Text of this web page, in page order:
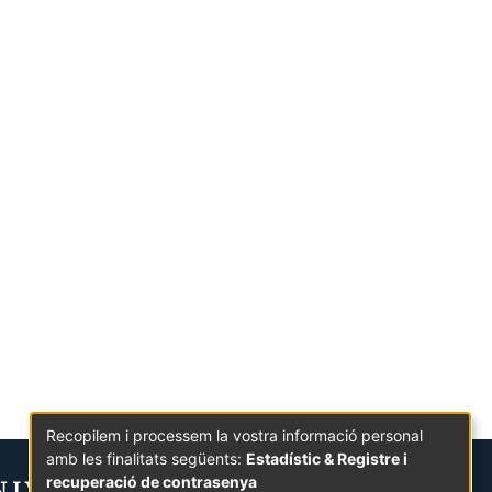
Recopilem i processem la vostra informació personal
amb les finalitats següents: Estadístic & Registre i
recuperació de contrasenya